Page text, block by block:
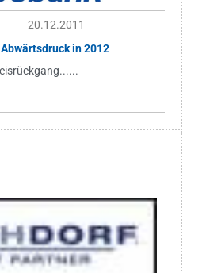
20.12.2011
in 2012